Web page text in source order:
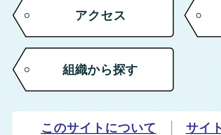
アクセス
組織から探す
このサイトについて サイ